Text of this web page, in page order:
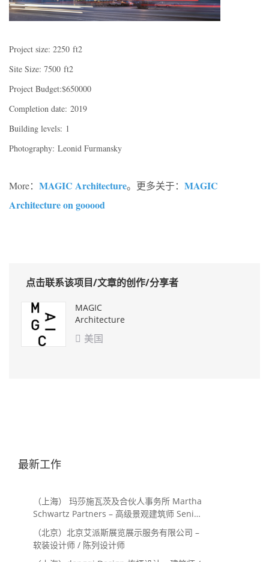
Project size: 2250 ft2
Site Size: 7500 ft2
Project Budget:$650000
Completion date: 2019
Building levels: 1
Photography: Leonid Furmansky
More： MAGIC Architecture。更多关于： MAGIC
Architecture on gooood
点击联系该项目/文章的创作/分享者
MAGIC
Architecture
 美国
最新工作
（上海） 玛莎施瓦茨及合伙人事务所 Martha
Schwartz Partners – 高级景观建筑师 Senior
Landscape Designer / 景观建筑师
Landscape Designer
（北京）北京艾派斯展览展示服务有限公司 –
软装设计师 / 陈列设计师